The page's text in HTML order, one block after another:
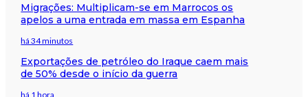
Migrações: Multiplicam-se em Marrocos os
apelos a uma entrada em massa em Espanha
há 34 minutos
Exportações de petróleo do Iraque caem mais
de 50% desde o início da guerra
há 1 hora